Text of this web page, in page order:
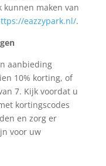
kunnen maken van
eazzypark.nl/.
aanbieding
10% korting, of
7. Kijk voordat u
kortingscodes
en zorg er
voor uw